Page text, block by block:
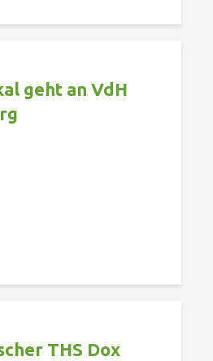
geht an VdH
THS Dox